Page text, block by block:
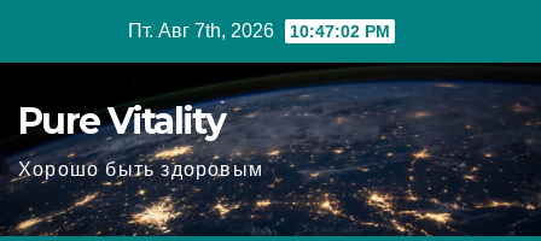
Пт. Авг 7th, 2026 10:47:03 PM
Pure Vitality
Хорошо быть здоровым